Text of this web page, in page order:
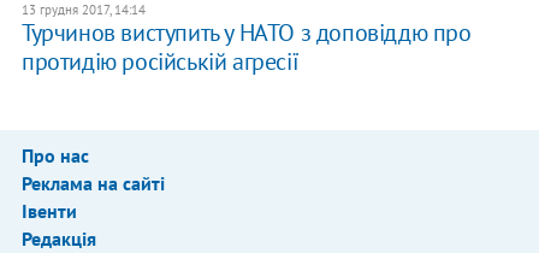
13 грудня 2017, 14:14
Турчинов виступить у НАТО з доповіддю про
протидію російській агресії
Про нас
Реклама на сайті
Івенти
Редакція